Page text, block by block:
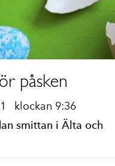
påsken
klockan 9:36
smittan i Älta och